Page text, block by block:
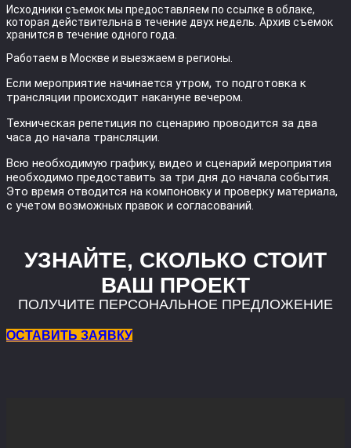
Исходники съемок мы предоставляем по ссылке в облаке,
которая действительна в течение двух недель. Архив съемок
хранится в течение одного года.
Работаем в Москве и выезжаем в регионы.
Если мероприятие начинается утром, то подготовка к
трансляции происходит накануне вечером.
Техническая репетиция по сценарию проводится за два
часа до начала трансляции.
Всю необходимую графику, видео и сценарий мероприятия
необходимо предоставить за три дня до начала события.
Это время отводится на компоновку и проверку материала,
с учетом возможных правок и согласований.
УЗНАЙТЕ, СКОЛЬКО СТОИТ
ВАШ ПРОЕКТ
ПОЛУЧИТЕ ПЕРСОНАЛЬНОЕ ПРЕДЛОЖЕНИЕ
ОСТАВИТЬ ЗАЯВКУ